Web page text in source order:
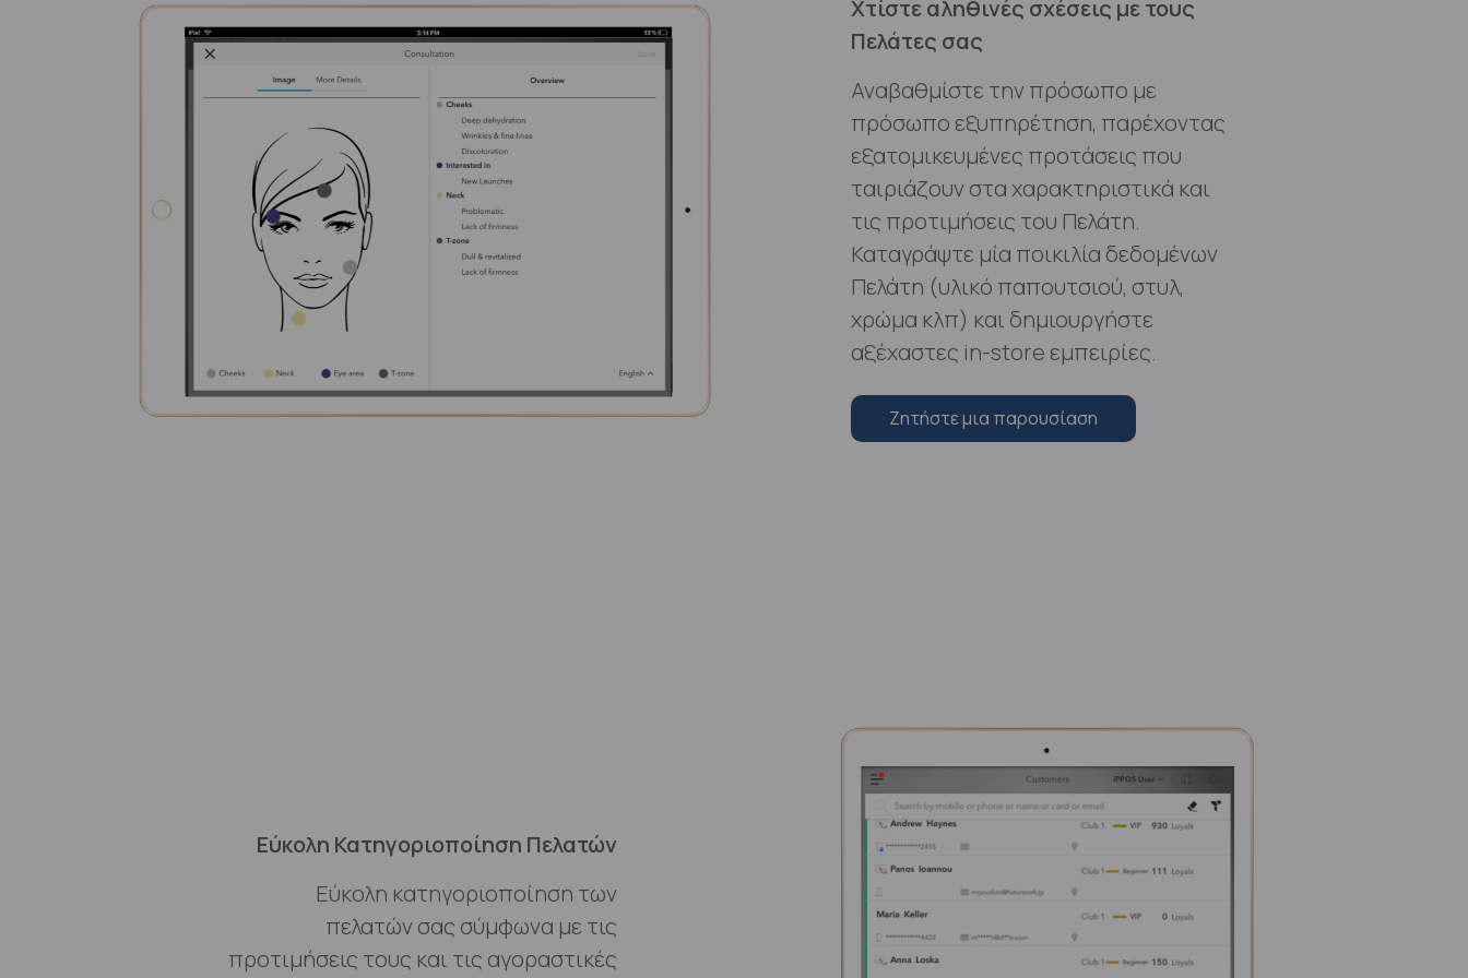
Χτίστε αληθινές σχέσεις με τους
Πελάτες σας
Αναβαθμίστε την πρόσωπο με
πρόσωπο εξυπηρέτηση, παρέχοντας
εξατομικευμένες προτάσεις που
ταιριάζουν στα χαρακτηριστικά και
τις προτιμήσεις του Πελάτη.
Καταγράψτε μία ποικιλία δεδομένων
Πελάτη (υλικό παπουτσιού, στυλ,
χρώμα κλπ) και δημιουργήστε
αξέχαστες in-store εμπειρίες.
Zητήστε μια παρουσίαση
Εύκολη Κατηγοριοποίηση Πελατών
Εύκολη κατηγοριοποίηση των
πελατών σας σύμφωνα με τις
προτιμήσεις τους και τις αγοραστικές